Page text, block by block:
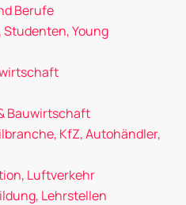
Berufe
Young
Bauwirtschaft
KfZ, Autohändler,
Luftverkehr
Lehrstellen